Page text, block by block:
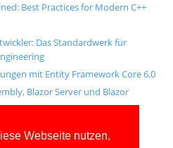
Webseite nutzen,
Best Practices for Modern C++
Das Standardwerk für
mit Entity Framework Core 6.0
Blazor Server und Blazor